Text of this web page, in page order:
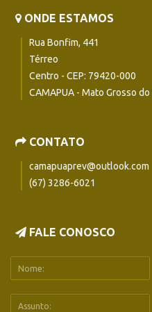
ONDE ESTAMOS
Rua Bonfim, 441
Térreo
Centro - CEP: 79420-000
CAMAPUA - Mato Grosso do
CONTATO
camapuaprev@outlook.com
(67) 3286-6021
FALE CONOSCO